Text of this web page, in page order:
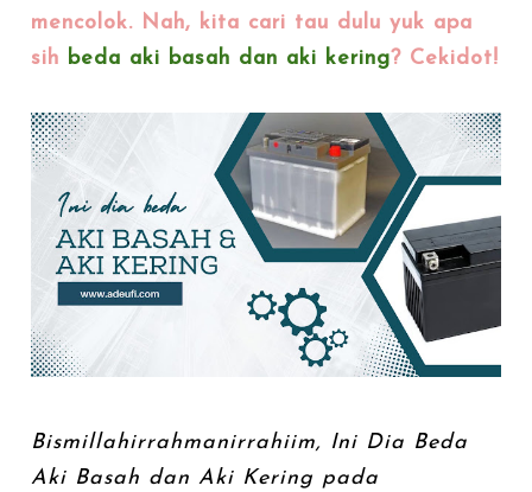
mencolok. Nah, kita cari tau dulu yuk apa
sih beda aki basah dan aki kering? Cekidot!
Bismillahirrahmanirrahiim, Ini Dia Beda
Aki Basah dan Aki Kering pada